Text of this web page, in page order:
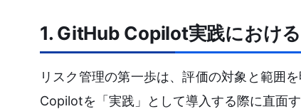
1. GitHub Copilot実践におけ
リスク管理の第一歩は、評価の対象と範囲
Copilotを「実践」として導入する際に直面